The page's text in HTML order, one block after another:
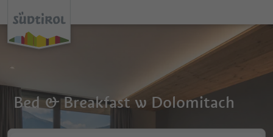
Bed & Breakfast w Dolomitach